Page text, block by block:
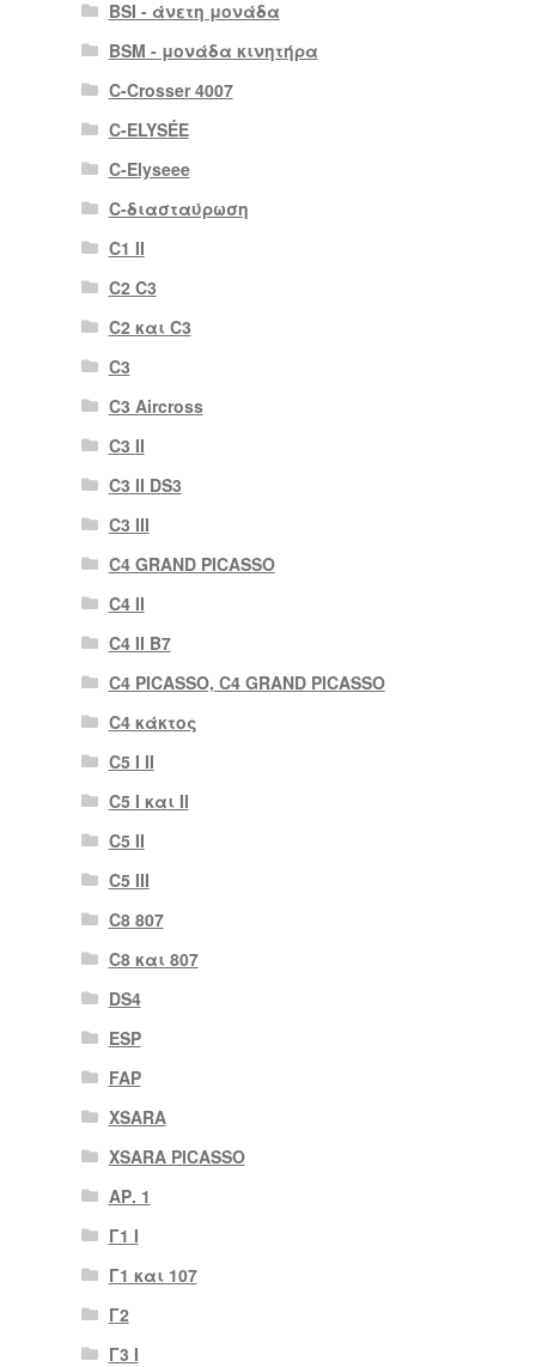
BSI - άνετη μονάδα
BSM - μονάδα κινητήρα
C-Crosser 4007
C-ELYSÉE
C-Elyseee
C-διασταύρωση
C1 II
C2 C3
C2 και C3
C3
C3 Aircross
C3 II
C3 II DS3
C3 III
C4 GRAND PICASSO
C4 II
C4 II B7
C4 PICASSO, C4 GRAND PICASSO
C4 κάκτος
C5 I II
C5 I και II
C5 II
C5 III
C8 807
C8 και 807
DS4
ESP
FAP
XSARA
XSARA PICASSO
ΑΡ. 1
Γ1 Ι
Γ1 και 107
Γ2
Γ3 Ι